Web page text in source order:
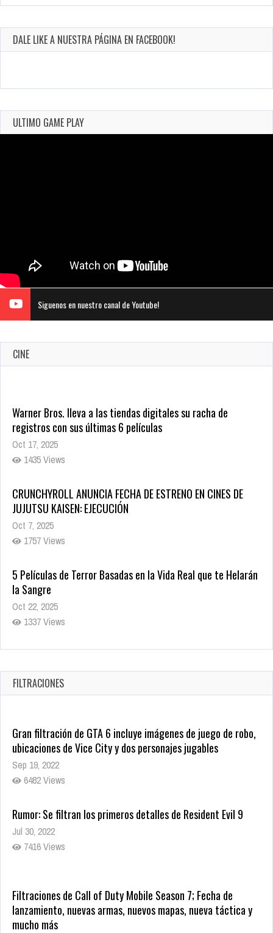
DALE LIKE A NUESTRA PÁGINA EN FACEBOOK!
ULTIMO GAME PLAY
Siguenos en nuestro canal de Youtube!
CINE
registros con sus últimas 6 películas
Oct 17, 2025
1435 Views
JUJUTSU KAISEN: EJECUCIÓN
Oct 7, 2025
1757 Views
la Sangre
Oct 22, 2025
1337 Views
Revive el terror: El conjuro 4: Últimos ritos ya está disponible
Oct 20, 2025
1379 Views
FILTRACIONES
Gran filtración de GTA 6 incluye imágenes de juego de robo,
ubicaciones de Vice City y dos personajes jugables
Sep 19, 2022
6482 Views
Rumor: Se filtran los primeros detalles de Resident Evil 9
Jul 30, 2022
7416 Views
Filtraciones de Call of Duty Mobile Season 7; Fecha de
lanzamiento, nuevas armas, nuevos mapas, nueva táctica y
mucho más